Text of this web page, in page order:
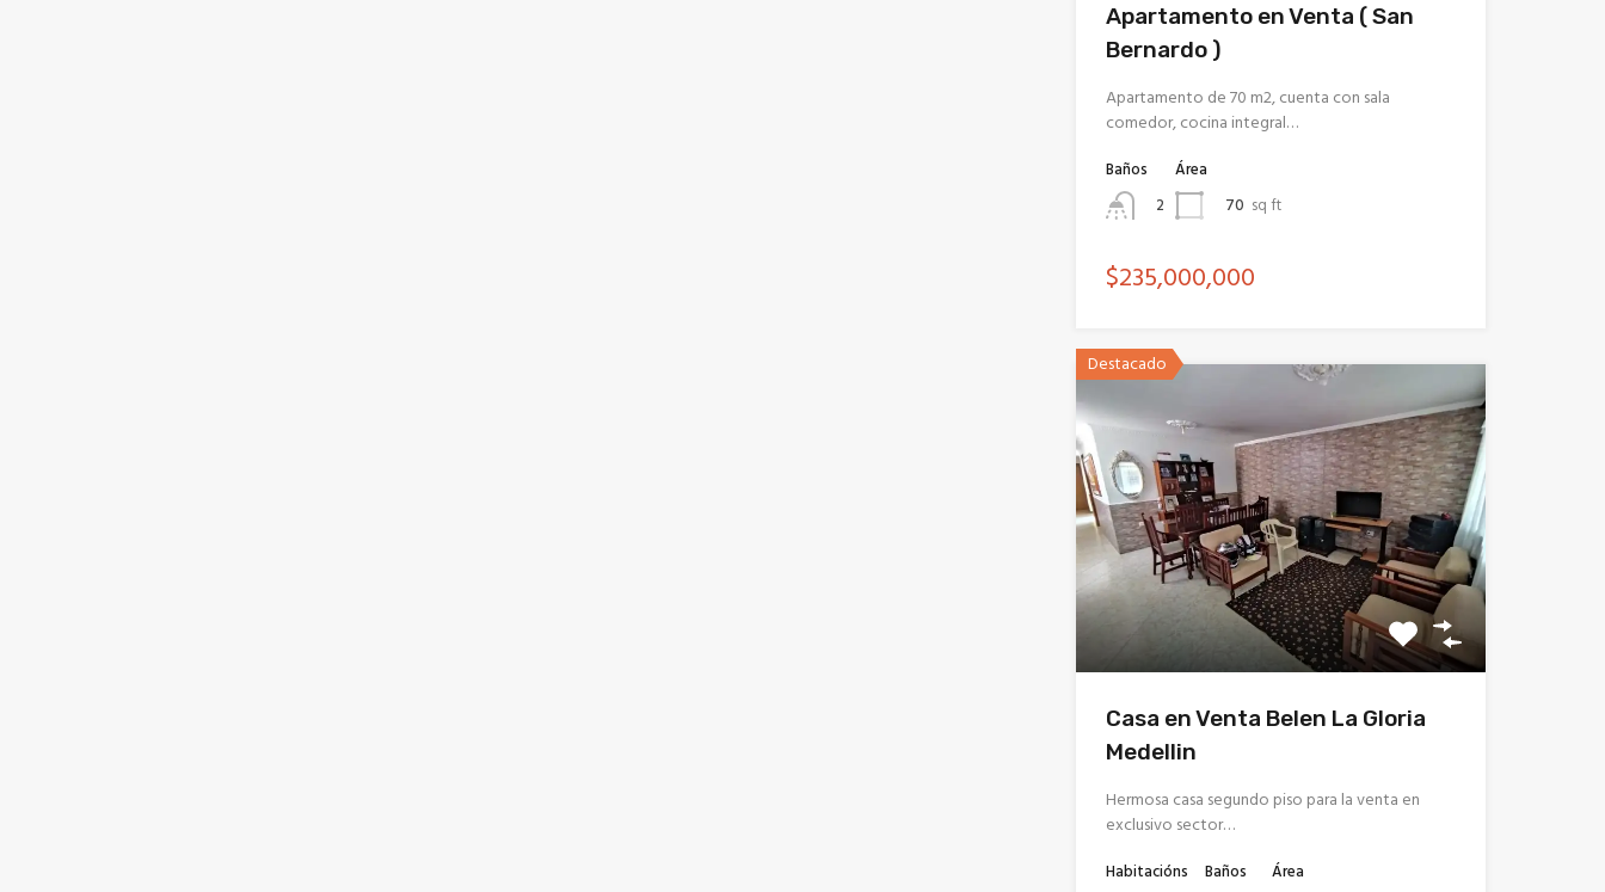
Apartamento en Venta ( San
Bernardo )
Apartamento de 70 m2, cuenta con sala
comedor, cocina integral…
Baños
2
Área
70 sq ft
$235,000,000
Destacado
Casa en Venta Belen La Gloria
Medellin
Hermosa casa segundo piso para la venta en
exclusivo sector…
Habitacións
Baños
Área